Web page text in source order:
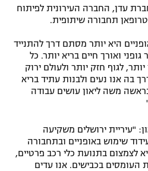
עדן, החברה העירונית לפיתוח
תחבורה שיתופית.
היא יותר מסתם דרך להתנייד
ואורך חיים בריא יותר. כל
לגוף חזק יותר ולעולם ירוק
בה אנו נעים ולבנות עתיד בריא
משה ליאון עושים עבודה
"עיריית ירושלים משקיעה
שימוש באופניים ובתחבורה
לצמצום בתנועת כלי רכב פרטיים,
העומסים בכבישים. אנו עדים